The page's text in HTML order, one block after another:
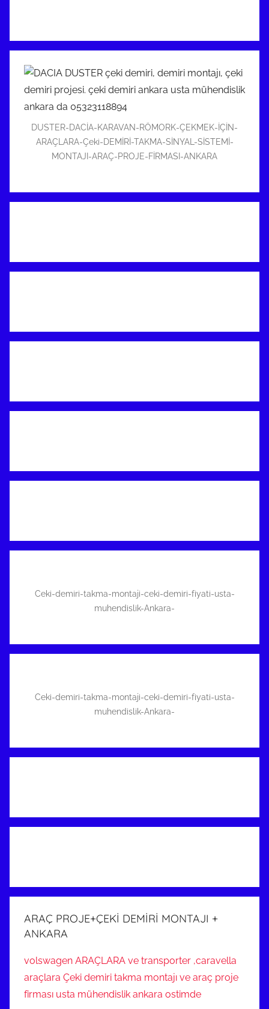
DUSTER-DACİA-KARAVAN-RÖMORK-ÇEKMEK-İÇİN-
ARAÇLARA-Çeki-DEMİRİ-TAKMA-SİNYAL-SİSTEMİ-
MONTAJI-ARAÇ-PROJE-FİRMASI-ANKARA
Ceki-demiri-takma-montaji-ceki-demiri-fiyati-usta-
muhendislik-Ankara-
Ceki-demiri-takma-montaji-ceki-demiri-fiyati-usta-
muhendislik-Ankara-
ARAÇ PROJE+ÇEKİ DEMİRİ MONTAJI +
ANKARA
volswagen ARAÇLARA ve transporter ,caravella
araçlara Çeki demiri takma montajı ve araç proje
firması usta mühendislik ankara ostimde